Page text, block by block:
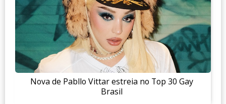
Nova de Pabllo Vittar estreia no Top 30 Gay
Brasil